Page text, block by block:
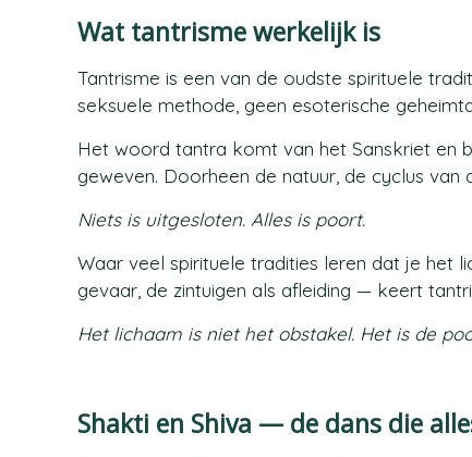
Wat tantrisme werkelijk is
Tantrisme is een van de oudste spirituele
seksuele methode, geen esoterische
Het woord tantra komt van het Sanskriet en
geweven. Doorheen de natuur, de cyclus van
Niets is uitgesloten. Alles is poort.
Waar veel spirituele tradities leren dat je het
gevaar, de zintuigen als afleiding — keert
Het lichaam is niet het obstakel. Het is de
Shakti en Shiva — de dans die